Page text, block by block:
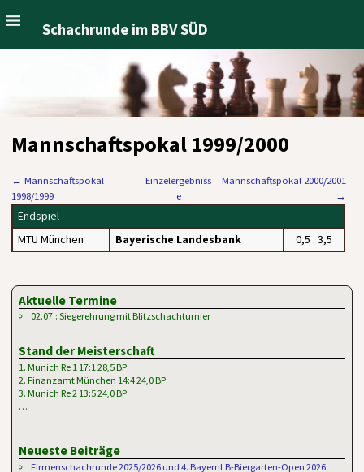
Schachrunde im BBV SÜD
Mannschaftspokal 1999/2000
← Mannschaftspokal
1998/1999
Mannschaftspokal 2000/2001
→
Einzelergebniss
e
Endspiel
MTU München
Bayerische Landesbank 0,5 : 3,5
Aktuelle Termine
02.07.: Siegerehrung mit Blitzschachturnier
Stand der Meisterschaft
1. Munich Re 1 17:1 28,5 BP
2. Finanzamt München 14:4 24,0 BP
3. Munich Re 2 13:5 24,0 BP
…
Neueste Beiträge
Firmenschachrunde 2025/2026 und 4. BayernLB-Biergarten-Open 2026